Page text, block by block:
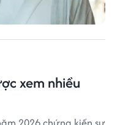
xem nhiều